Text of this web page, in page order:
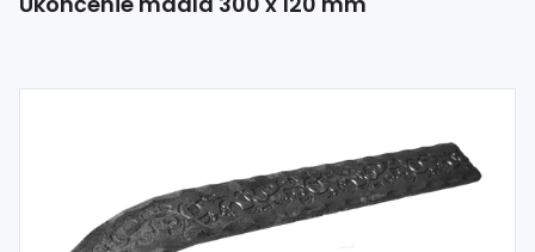
Kované
Dom, dielňa,záhrada